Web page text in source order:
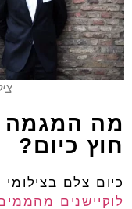
מה המגמה
חוץ כיום?
כיום צלם
לוקיישנים